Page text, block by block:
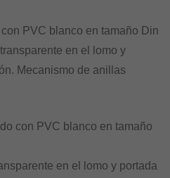
PVC blanco en tamaño Din
en el lomo y
Mecanismo de anillas
con PVC blanco en tamaño
en el lomo y portada